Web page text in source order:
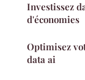
Investissez
d'économies
Optimisez
data ai